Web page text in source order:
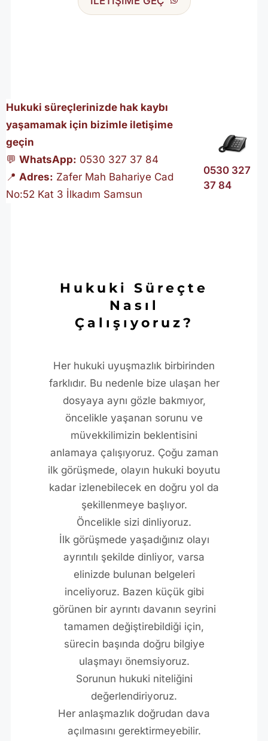
Hukuki süreçlerinizde hak kaybı
yaşamamak için bizimle iletişime
geçin
💬 WhatsApp: 0530 327 37 84
📍 Adres: Zafer Mah Bahariye Cad
No:52 Kat 3 İlkadım Samsun
0530 327
37 84
Hukuki Süreçte
Nasıl
Çalışıyoruz?
Her hukuki uyuşmazlık birbirinden
farklıdır. Bu nedenle bize ulaşan her
dosyaya aynı gözle bakmıyor,
öncelikle yaşanan sorunu ve
müvekkilimizin beklentisini
anlamaya çalışıyoruz. Çoğu zaman
ilk görüşmede, olayın hukuki boyutu
kadar izlenebilecek en doğru yol da
şekillenmeye başlıyor.
Öncelikle sizi dinliyoruz.
İlk görüşmede yaşadığınız olayı
ayrıntılı şekilde dinliyor, varsa
elinizde bulunan belgeleri
inceliyoruz. Bazen küçük gibi
görünen bir ayrıntı davanın seyrini
tamamen değiştirebildiği için,
sürecin başında doğru bilgiye
ulaşmayı önemsiyoruz.
Sorunun hukuki niteliğini
değerlendiriyoruz.
Her anlaşmazlık doğrudan dava
açılmasını gerektirmeyebilir.